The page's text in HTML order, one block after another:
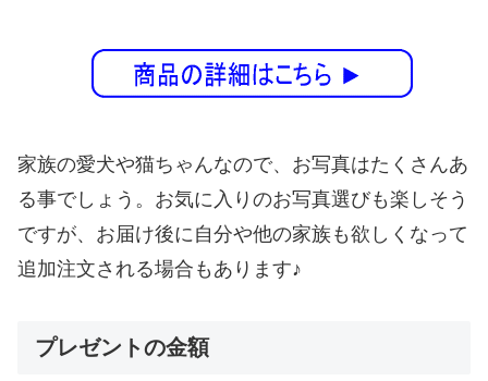
家族の愛犬や猫ちゃんなので、お写真はたくさんあ
る事でしょう。お気に入りのお写真選びも楽しそう
ですが、お届け後に自分や他の家族も欲しくなって
追加注文される場合もあります♪
プレゼントの金額